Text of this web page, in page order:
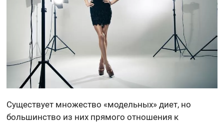
Существует множество «модельных» диет, но
большинство из них прямого отношения к